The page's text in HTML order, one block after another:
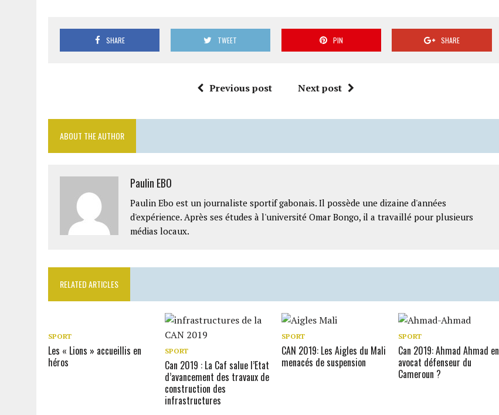
SHARE TWEET PIN SHARE
Previous post Next post
ABOUT THE AUTHOR
Paulin EBO
Paulin Ebo est un journaliste sportif gabonais. Il possède une dizaine d'années
d'expérience. Après ses études à l'université Omar Bongo, il a travaillé pour plusieurs
médias locaux.
RELATED ARTICLES
SPORT
Les « Lions » accueillis en
héros
SPORT
Can 2019 : La Caf salue l’Etat
d’avancement des travaux de
construction des
infrastructures
SPORT
CAN 2019: Les Aigles du Mali
menacés de suspension
SPORT
Can 2019: Ahmad Ahmad en
avocat défenseur du
Cameroun ?